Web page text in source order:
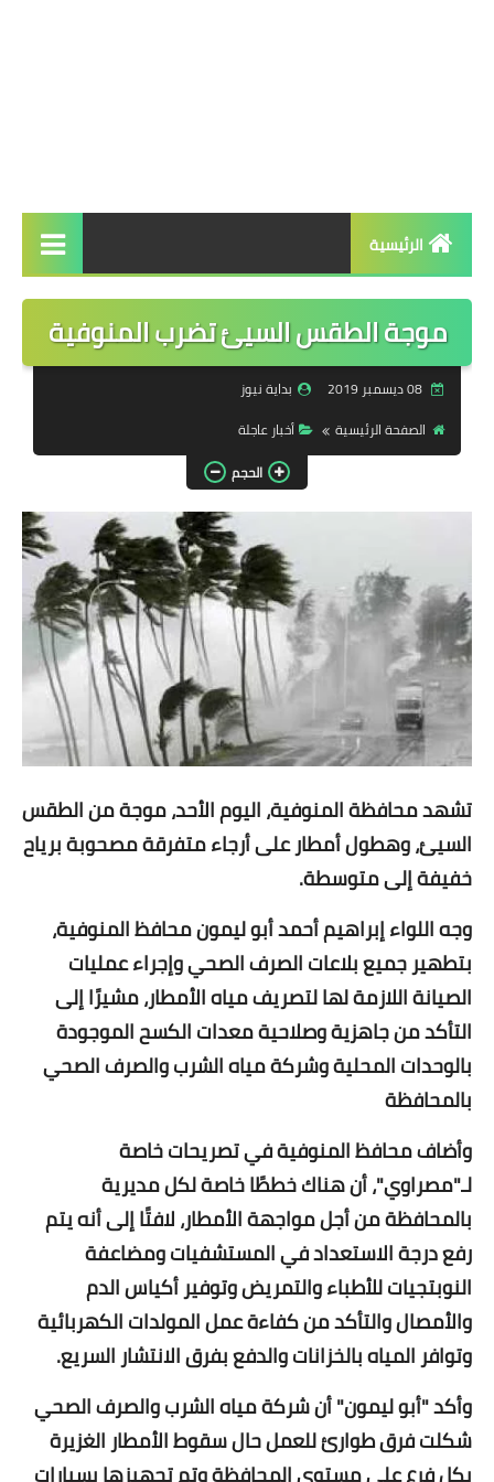
الرئيسية
الرئيسية
أخبار عاجلة
تحقيقات
مقالات واراء
محافظات
القاهرة
القليوبية
الجيزة
الدقهلية
أسيوط
شمال سيناء
أخبار الرياضة
أخبار الفن
البوابة التعليمية
المزيد
اقتصاد
المرأة والطفل
ثقافة
موجة الطقس السيئ تضرب المنوفية
08 ديسمبر 2019
بداية نيوز
الصفحة الرئيسية
أخبار عاجلة
الحجم
تشهد محافظة المنوفية، اليوم الأحد، موجة من الطقس
السيئ، وهطول أمطار على أرجاء متفرقة مصحوبة برياح
خفيفة إلى متوسطة.
وجه اللواء إبراهيم أحمد أبو ليمون محافظ المنوفية،
بتطهير جميع بلاعات الصرف الصحي وإجراء عمليات
الصيانة اللازمة لها لتصريف مياه الأمطار، مشيرًا إلى
التأكد من جاهزية وصلاحية معدات الكسح الموجودة
بالوحدات المحلية وشركة مياه الشرب والصرف الصحي
بالمحافظة
وأضاف محافظ المنوفية في تصريحات خاصة
لـ"مصراوي"، أن هناك خططًا خاصة لكل مديرية
بالمحافظة من أجل مواجهة الأمطار، لافتًا إلى أنه يتم
رفع درجة الاستعداد في المستشفيات ومضاعفة
النوبتجيات للأطباء والتمريض وتوفير أكياس الدم
والأمصال والتأكد من كفاءة عمل المولدات الكهربائية
وتوافر المياه بالخزانات والدفع بفرق الانتشار السريع.
وأكد "أبو ليمون" أن شركة مياه الشرب والصرف الصحي
شكلت فرق طوارئ للعمل حال سقوط الأمطار الغزيرة
بكل فرع على مستوى المحافظة وتم تجهيزها بسيارات